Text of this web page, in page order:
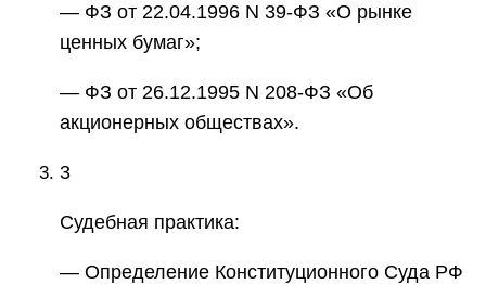
— ФЗ от 22.04.1996 N 39-ФЗ «О рынке
ценных бумаг»;
— ФЗ от 26.12.1995 N 208-ФЗ «Об
акционерных обществах».
3
Судебная практика:
— Определение Конституционного Суда РФ